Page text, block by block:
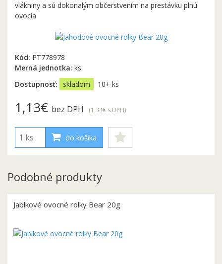
vlákniny a sú dokonalým občerstvením na prestávku plnú
ovocia
Kód: PT778978
Merná jednotka: ks
Dostupnosť:
skladom 10+ ks
1,13€ bez DPH (1,34€ s DPH)
do košíka
Podobné produkty
Jablkové ovocné rolky Bear 20g